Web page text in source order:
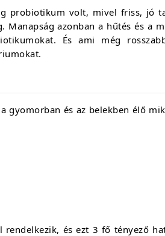
probiotikum volt, mivel friss, jó
azonban a hűtés és a
És ami még
gyomorban és az belekben élő
és ezt 3 fő tényező